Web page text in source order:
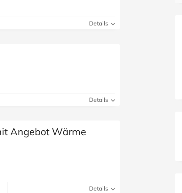
Details
Details
Angebot Wärme
Details